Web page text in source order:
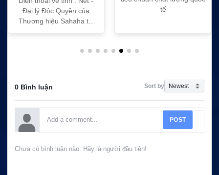
của
tại
0 Bình luận Sort by
POST
Chưa có bình luận nào. Hãy là người đầu tiên!